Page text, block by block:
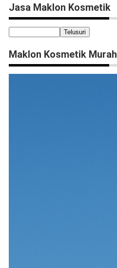
Jasa Maklon Kosmetik
Maklon Kosmetik Murah